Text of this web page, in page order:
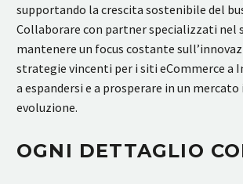
supportando la crescita sostenibile del
Collaborare con partner specializzati nel
mantenere un focus costante
strategie vincenti per i siti eCommerce a
a espandersi e a prosperare in un
evoluzione.
OGNI DETTAGLIO